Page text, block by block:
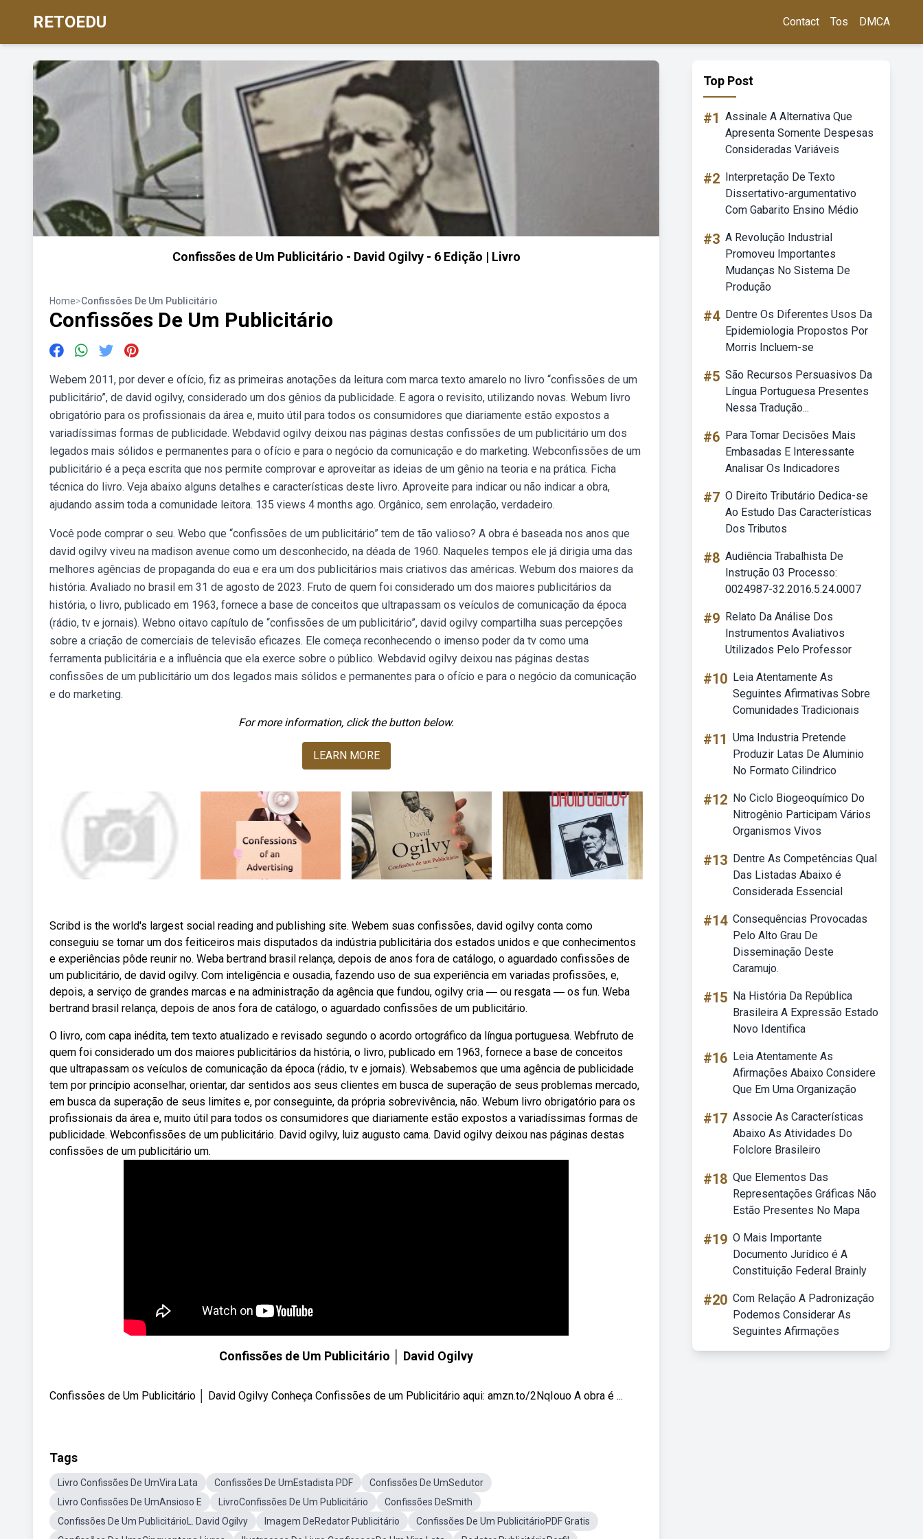
RETOEDU Contact Tos DMCA
Confissões de Um Publicitário - David Ogilvy - 6 Edição | Livro
Home>Confissões De Um Publicitário
Confissões De Um Publicitário
Webem 2011, por dever e ofício, fiz as primeiras anotações da leitura com marca texto amarelo no livro “confissões de um
publicitário”, de david ogilvy, considerado um dos gênios da publicidade. E agora o revisito, utilizando novas. Webum livro
obrigatório para os profissionais da área e, muito útil para todos os consumidores que diariamente estão expostos a
variadíssimas formas de publicidade. Webdavid ogilvy deixou nas páginas destas confissões de um publicitário um dos
legados mais sólidos e permanentes para o ofício e para o negócio da comunicação e do marketing. Webconfissões de um
publicitário é a peça escrita que nos permite comprovar e aproveitar as ideias de um gênio na teoria e na prática. Ficha
técnica do livro. Veja abaixo alguns detalhes e características deste livro. Aproveite para indicar ou não indicar a obra,
ajudando assim toda a comunidade leitora. 135 views 4 months ago. Orgânico, sem enrolação, verdadeiro.
Você pode comprar o seu. Webo que “confissões de um publicitário” tem de tão valioso? A obra é baseada nos anos que
david ogilvy viveu na madison avenue como um desconhecido, na déada de 1960. Naqueles tempos ele já dirigia uma das
melhores agências de propaganda do eua e era um dos publicitários mais criativos das américas. Webum dos maiores da
história. Avaliado no brasil em 31 de agosto de 2023. Fruto de quem foi considerado um dos maiores publicitários da
história, o livro, publicado em 1963, fornece a base de conceitos que ultrapassam os veículos de comunicação da época
(rádio, tv e jornais). Webno oitavo capítulo de “confissões de um publicitário”, david ogilvy compartilha suas percepções
sobre a criação de comerciais de televisão eficazes. Ele começa reconhecendo o imenso poder da tv como uma
ferramenta publicitária e a influência que ela exerce sobre o público. Webdavid ogilvy deixou nas páginas destas
confissões de um publicitário um dos legados mais sólidos e permanentes para o ofício e para o negócio da comunicação
e do marketing.
For more information, click the button below.
LEARN MORE
Scribd is the world's largest social reading and publishing site. Webem suas confissões, david ogilvy conta como
conseguiu se tornar um dos feiticeiros mais disputados da indústria publicitária dos estados unidos e que conhecimentos
e experiências pôde reunir no. Weba bertrand brasil relança, depois de anos fora de catálogo, o aguardado confissões de
um publicitário, de david ogilvy. Com inteligência e ousadia, fazendo uso de sua experiência em variadas profissões, e,
depois, a serviço de grandes marcas e na administração da agência que fundou, ogilvy cria ― ou resgata ― os fun. Weba
bertrand brasil relança, depois de anos fora de catálogo, o aguardado confissões de um publicitário.
O livro, com capa inédita, tem texto atualizado e revisado segundo o acordo ortográfico da língua portuguesa. Webfruto de
quem foi considerado um dos maiores publicitários da história, o livro, publicado em 1963, fornece a base de conceitos
que ultrapassam os veículos de comunicação da época (rádio, tv e jornais). Websabemos que uma agência de publicidade
tem por princípio aconselhar, orientar, dar sentidos aos seus clientes em busca de superação de seus problemas mercado,
em busca da superação de seus limites e, por conseguinte, da própria sobrevivência, não. Webum livro obrigatório para os
profissionais da área e, muito útil para todos os consumidores que diariamente estão expostos a variadíssimas formas de
publicidade. Webconfissões de um publicitário. David ogilvy, luiz augusto cama. David ogilvy deixou nas páginas destas
confissões de um publicitário um.
Confissões de Um Publicitário │ David Ogilvy
Confissões de Um Publicitário │ David Ogilvy Conheça Confissões de um Publicitário aqui: amzn.to/2NqIouo A obra é ...
Tags
Livro Confissões De UmVira Lata Confissões De UmEstadista PDF
Confissões De UmSedutor
Livro Confissões De UmAnsioso E
LivroConfissões De Um Publicitário
Confissões DeSmith
Confissões De Um PublicitárioL. David Ogilvy
Imagem DeRedator Publicitário
Confissões De Um PublicitárioPDF Gratis
Top Post
#1 Assinale A Alternativa Que
Apresenta Somente Despesas
Consideradas Variáveis
#2 Interpretação De Texto
Dissertativo-argumentativo
Com Gabarito Ensino Médio
#3 A Revolução Industrial
Promoveu Importantes
Mudanças No Sistema De
Produção
#4 Dentre Os Diferentes Usos Da
Epidemiologia Propostos Por
Morris Incluem-se
#5 São Recursos Persuasivos Da
Língua Portuguesa Presentes
Nessa Tradução...
#6 Para Tomar Decisões Mais
Embasadas E Interessante
Analisar Os Indicadores
#7 O Direito Tributário Dedica-se
Ao Estudo Das Características
Dos Tributos
#8 Audiência Trabalhista De
Instrução 03 Processo:
0024987-32.2016.5.24.0007
#9 Relato Da Análise Dos
Instrumentos Avaliativos
Utilizados Pelo Professor
#10 Leia Atentamente As
Seguintes Afirmativas Sobre
Comunidades Tradicionais
#11 Uma Industria Pretende
Produzir Latas De Aluminio
No Formato Cilindrico
#12 No Ciclo Biogeoquímico Do
Nitrogênio Participam Vários
Organismos Vivos
#13 Dentre As Competências Qual
Das Listadas Abaixo é
Considerada Essencial
#14 Consequências Provocadas
Pelo Alto Grau De
Disseminação Deste
Caramujo.
#15 Na História Da República
Brasileira A Expressão Estado
Novo Identifica
#16 Leia Atentamente As
Afirmações Abaixo Considere
Que Em Uma Organização
#17 Associe As Características
Abaixo As Atividades Do
Folclore Brasileiro
#18 Que Elementos Das
Representações Gráficas Não
Estão Presentes No Mapa
#19 O Mais Importante
Documento Jurídico é A
Constituição Federal Brainly
#20 Com Relação A Padronização
Podemos Considerar As
Seguintes Afirmações